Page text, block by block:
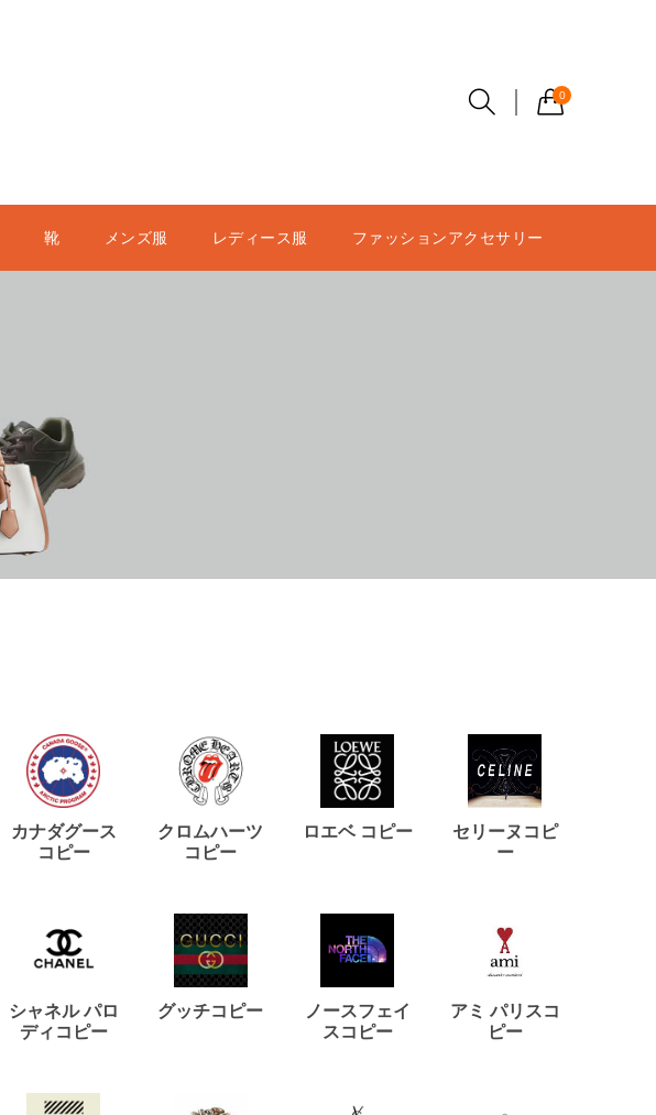
0
靴 メンズ服 レディース服 ファッションアクセサリー
カナダグース
コピー
クロムハーツ
コピー
ロエベ コピー
セリーヌコピ
ー
シャネル パロ
ディコピー
グッチコピー
ノースフェイ
スコピー
アミ パリスコ
ピー